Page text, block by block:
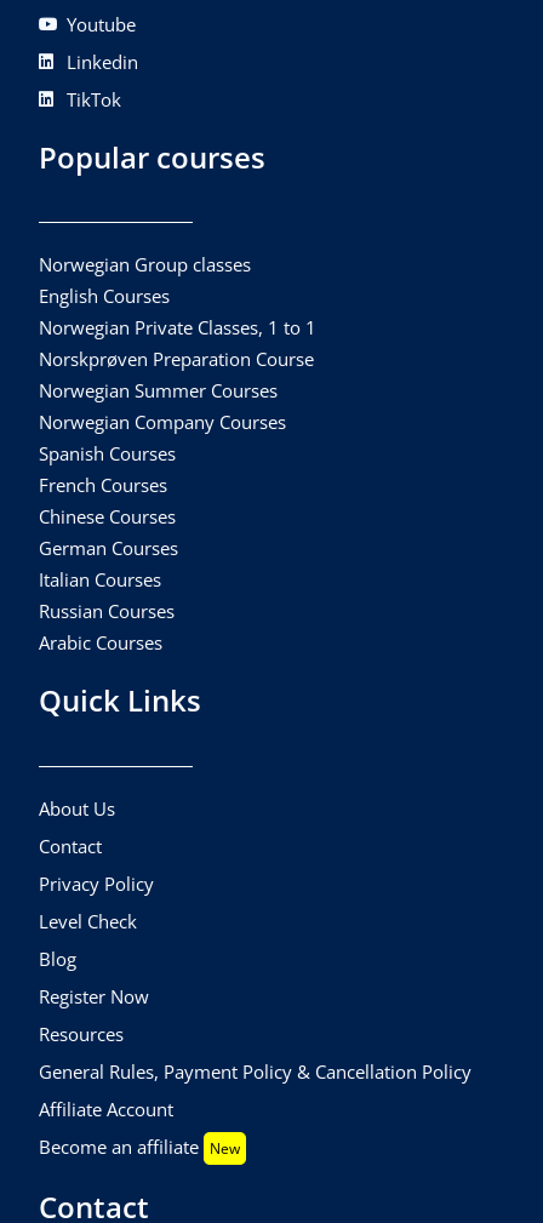
Youtube
Linkedin
TikTok
Popular courses
Norwegian Group classes
English Courses
Norwegian Private Classes, 1 to 1
Norskprøven Preparation Course
Norwegian Summer Courses
Norwegian Company Courses
Spanish Courses
French Courses
Chinese Courses
German Courses
Italian Courses
Russian Courses
Arabic Courses
Quick Links
About Us
Contact
Privacy Policy
Level Check
Blog
Register Now
Resources
General Rules, Payment Policy & Cancellation Policy
Affiliate Account
Become an affiliate New
Contact